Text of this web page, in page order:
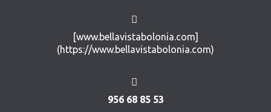
[www.bellavistabolonia.com]
(https://www.bellavistabolonia.com)
956 68 85 53